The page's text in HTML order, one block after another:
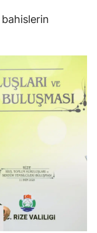
bahislerin